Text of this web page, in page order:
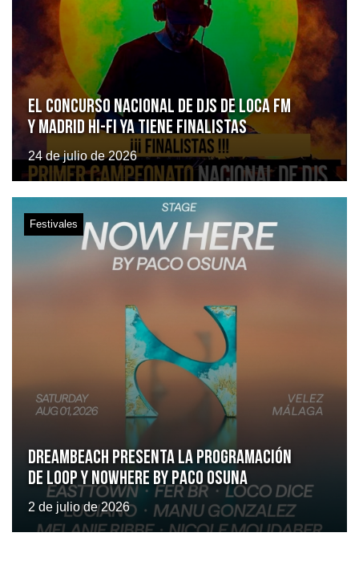
El Concurso Nacional de DJs de Loca FM
y Madrid Hi-Fi ya tiene finalistas
24 de julio de 2026
Dreambeach presenta la programación
de LOOP y Nowhere by Paco Osuna
2 de julio de 2026
Festivales